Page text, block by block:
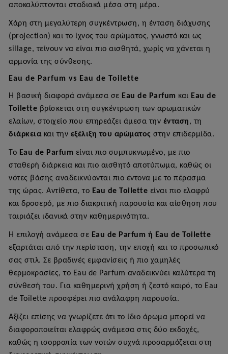
αποκαλύπτονται σταδιακά μέσα στη μέρα.
Χάρη στη μεγαλύτερη συγκέντρωση, η ένταση διάχυσης
(projection) και το ίχνος του αρώματος, γνωστό και ως
sillage, τείνουν να είναι πιο αισθητά, χωρίς να χάνεται η
αρμονία της σύνθεσης.
Eau de Parfum vs Eau de Toilette
Η βασική διαφορά ανάμεσα σε Eau de Parfum και Eau de
Toilette βρίσκεται στη συγκέντρωση των αρωματικών
ελαίων, στοιχείο που επηρεάζει άμεσα την ένταση, τη
διάρκειακαι την εξέλιξη του αρώματος στην επιδερμίδα.
Το Eau de Parfum είναι πιο συμπυκνωμένο, με πιο
σταθερή διάρκεια και πιο αισθητό αποτύπωμα, καθώς οι
νότες βάσης αναδεικνύονται πιο έντονα με το πέρασμα
της ώρας. Αντίθετα, το Eau de Toilette είναι πιο ελαφρύ
και δροσερό, με πιο διακριτική παρουσία και αίσθηση που
ταιριάζει ιδανικά στην καθημερινότητα.
Η επιλογή ανάμεσα σε Eau de Parfum ή Eau de Toilette
εξαρτάται από την περίσταση, την εποχή και το προσωπικό
σας στιλ. Σε βραδινές εμφανίσεις ή πιο χαμηλές
θερμοκρασίες, το Eau de Parfum αναδεικνύει καλύτερα τη
σύνθεσή του. Για καθημερινή χρήση ή ζεστό καιρό, το Eau
de
Toilette προσφέρει πιο ανάλαφρη παρουσία.
Αξίζει επίσης να γνωρίζετε ότι το ίδιο άρωμα μπορεί να
διαφοροποιείται ελαφρώς ανάμεσα στις δύο εκδοχές,
καθώς η ισορροπία των νοτών συχνά προσαρμόζεται στη